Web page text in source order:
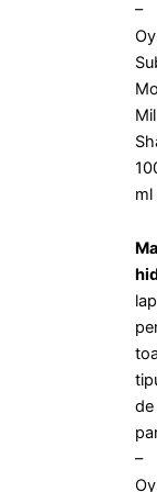
–
ml
de
–